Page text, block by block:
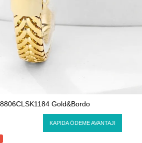
Gold&Bordo
KAPIDA ÖDEME AVANTAJI